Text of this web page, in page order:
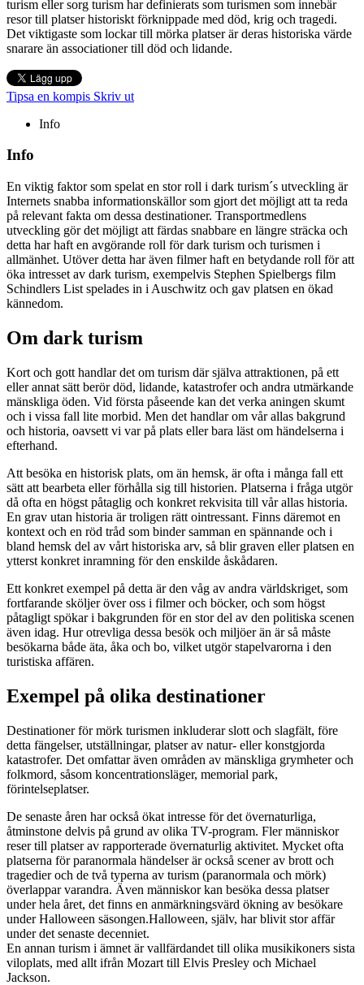
turism eller sorg turism har definierats som turismen som innebär
resor till platser historiskt förknippade med död, krig och tragedi.
Det viktigaste som lockar till mörka platser är deras historiska värde
snarare än associationer till död och lidande.
Tipsa en kompis Skriv ut
Info
Info
En viktig faktor som spelat en stor roll i dark turism´s utveckling är
Internets snabba informationskällor som gjort det möjligt att ta reda
på relevant fakta om dessa destinationer. Transportmedlens
utveckling gör det möjligt att färdas snabbare en längre sträcka och
detta har haft en avgörande roll för dark turism och turismen i
allmänhet. Utöver detta har även filmer haft en betydande roll för att
öka intresset av dark turism, exempelvis Stephen Spielbergs film
Schindlers List spelades in i Auschwitz och gav platsen en ökad
kännedom.
Om dark turism
Kort och gott handlar det om turism där själva attraktionen, på ett
eller annat sätt berör död, lidande, katastrofer och andra utmärkande
mänskliga öden. Vid första påseende kan det verka aningen skumt
och i vissa fall lite morbid. Men det handlar om vår allas bakgrund
och historia, oavsett vi var på plats eller bara läst om händelserna i
efterhand.
Att besöka en historisk plats, om än hemsk, är ofta i många fall ett
sätt att bearbeta eller förhålla sig till historien. Platserna i fråga utgör
då ofta en högst påtaglig och konkret rekvisita till vår allas historia.
En grav utan historia är troligen rätt ointressant. Finns däremot en
kontext och en röd tråd som binder samman en spännande och i
bland hemsk del av vårt historiska arv, så blir graven eller platsen en
ytterst konkret inramning för den enskilde åskådaren.
Ett konkret exempel på detta är den våg av andra världskriget, som
fortfarande sköljer över oss i filmer och böcker, och som högst
påtagligt spökar i bakgrunden för en stor del av den politiska scenen
även idag. Hur otrevliga dessa besök och miljöer än är så måste
besökarna både äta, åka och bo, vilket utgör stapelvarorna i den
turistiska affären.
Exempel på olika destinationer
Destinationer för mörk turismen inkluderar slott och slagfält, före
detta fängelser, utställningar, platser av natur- eller konstgjorda
katastrofer. Det omfattar även områden av mänskliga grymheter och
folkmord, såsom koncentrationsläger, memorial park,
förintelseplatser.
De senaste åren har också ökat intresse för det övernaturliga,
åtminstone delvis på grund av olika TV-program. Fler människor
reser till platser av rapporterade övernaturlig aktivitet. Mycket ofta
platserna för paranormala händelser är också scener av brott och
tragedier och de två typerna av turism (paranormala och mörk)
överlappar varandra. Även människor kan besöka dessa platser
under hela året, det finns en anmärkningsvärd ökning av besökare
under Halloween säsongen.Halloween, själv, har blivit stor affär
under det senaste decenniet.
En annan turism i ämnet är vallfärdandet till olika musikikoners sista
viloplats, med allt ifrån Mozart till Elvis Presley och Michael
Jackson.